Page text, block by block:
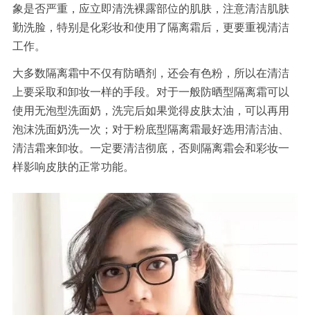
象是否严重，应立即清洗裸露部位的肌肤，注意清洁肌肤
勤洗脸，特别是化彩妆和使用了隔离霜后，更要重视清洁
工作。
大多数隔离霜中不仅有防晒剂，还会有色粉，所以在清洁
上要采取和卸妆一样的手段。对于一般防晒型隔离霜可以
使用无泡型洗面奶 ，洗完后如果觉得皮肤太油，可以再用
泡沫洗面奶洗一次；对于粉底型隔离霜最好选用清洁油、
清洁霜来卸妆。一定要清洁彻底，否则隔离霜会和彩妆一
样影响皮肤的正常功能。